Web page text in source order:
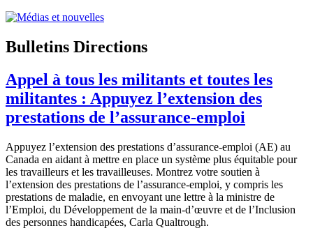
Bulletins Directions
Appel à tous les militants et toutes les
militantes : Appuyez l’extension des
prestations de l’assurance-emploi
Appuyez l’extension des prestations d’assurance-emploi (AE) au
Canada en aidant à mettre en place un système plus équitable pour
les travailleurs et les travailleuses. Montrez votre soutien à
l’extension des prestations de l’assurance-emploi, y compris les
prestations de maladie, en envoyant une lettre à la ministre de
l’Emploi, du Développement de la main-d’œuvre et de l’Inclusion
des personnes handicapées, Carla Qualtrough.